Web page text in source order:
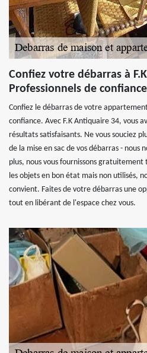
Confiez votre débarras à
Professionnels de confiance
Confiez le débarras de votre
confiance. Avec F.K Antiquaire 34, vous
résultats satisfaisants. Ne vous souciez
de la mise en sac de vos débarras - nous
plus, nous vous fournissons
les objets en bon état mais non utilisés,
convient. Faites de votre débarras une
tout en libérant de l'espace chez vous.